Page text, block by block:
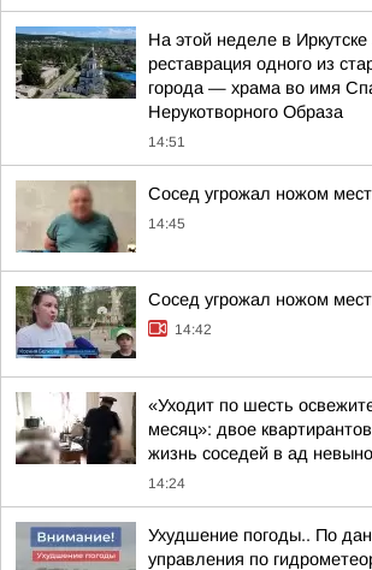
На этой неделе в
реставрация одного из
города — храма во имя
Нерукотворного Образа
14:51
Сосед угрожал ножом
14:45
Сосед угрожал ножом
14:42
«Уходит по шесть
месяц»: двое
жизнь соседей в ад
14:24
Ухудшение погоды.. По
управления по